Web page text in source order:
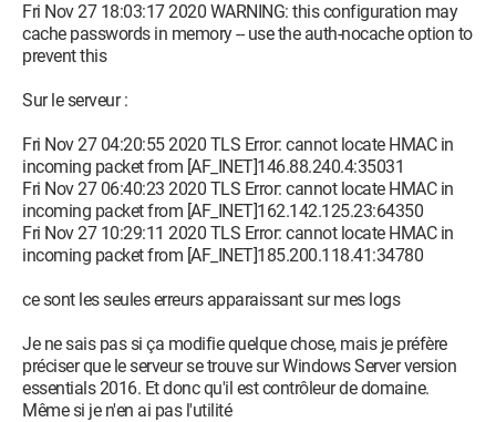
Fri Nov 27 18:03:17 2020 WARNING: this configuration may
cache passwords in memory -- use the auth-nocache option to
prevent this
Sur le serveur :
Fri Nov 27 04:20:55 2020 TLS Error: cannot locate HMAC in
incoming packet from [AF_INET]146.88.240.4:35031
Fri Nov 27 06:40:23 2020 TLS Error: cannot locate HMAC in
incoming packet from [AF_INET]162.142.125.23:64350
Fri Nov 27 10:29:11 2020 TLS Error: cannot locate HMAC in
incoming packet from [AF_INET]185.200.118.41:34780
ce sont les seules erreurs apparaissant sur mes logs
Je ne sais pas si ça modifie quelque chose, mais je préfère
préciser que le serveur se trouve sur Windows Server version
essentials 2016. Et donc qu'il est contrôleur de domaine.
Même si je n'en ai pas l'utilité